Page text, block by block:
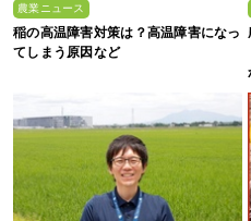
農業ニュース
稲の高温障害対策は？高温障害になっ
てしまう原因など